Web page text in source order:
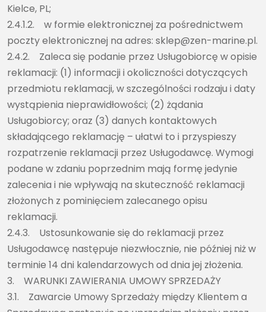
Kielce, PL;
2.4.1.2. w formie elektronicznej za pośrednictwem
poczty elektronicznej na adres: sklep@zen-marine.pl.
2.4.2. Zaleca się podanie przez Usługobiorcę w opisie
reklamacji: (1) informacji i okoliczności dotyczących
przedmiotu reklamacji, w szczególności rodzaju i daty
wystąpienia nieprawidłowości; (2) żądania
Usługobiorcy; oraz (3) danych kontaktowych
składającego reklamację – ułatwi to i przyspieszy
rozpatrzenie reklamacji przez Usługodawcę. Wymogi
podane w zdaniu poprzednim mają formę jedynie
zalecenia i nie wpływają na skuteczność reklamacji
złożonych z pominięciem zalecanego opisu
reklamacji.
2.4.3. Ustosunkowanie się do reklamacji przez
Usługodawcę następuje niezwłocznie, nie później niż w
terminie 14 dni kalendarzowych od dnia jej złożenia.
3. WARUNKI ZAWIERANIA UMOWY SPRZEDAŻY
3.1. Zawarcie Umowy Sprzedaży między Klientem a